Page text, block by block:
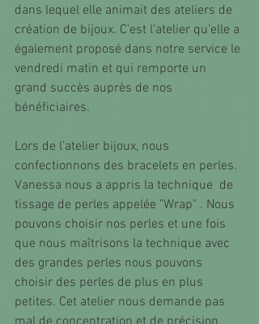
dans lequel elle animait des ateliers de
création de bijoux. C’est l’atelier qu’elle a
également proposé dans notre service le
vendredi matin et qui remporte un
grand succès auprès de nos
bénéficiaires.
Lors de l’atelier bijoux, nous
confectionnons des bracelets en perles.
Vanessa nous a appris la technique  de
tissage de perles appelée "Wrap" . Nous
pouvons choisir nos perles et une fois
que nous maîtrisons la technique avec
des grandes perles nous pouvons
choisir des perles de plus en plus
petites. Cet atelier nous demande pas